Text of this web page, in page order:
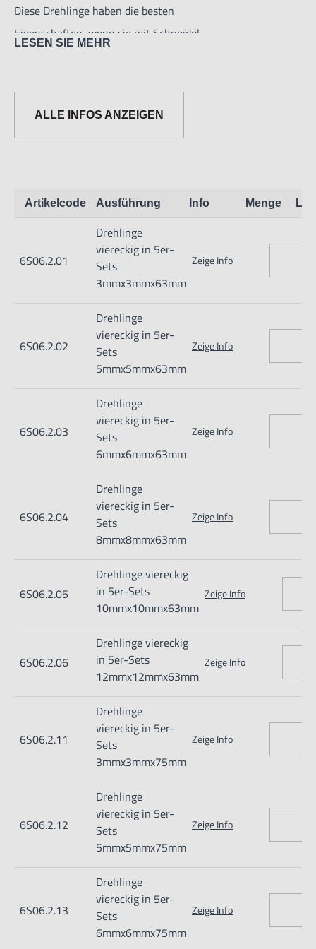
Diese Drehlinge haben die besten
Eigenschaften, wenn sie mit Schneidöl
Informationen zur Produktsicherheit:
Nur für technisch versierte und mit dem Produkt vertraute
Anwender sowie Handwerker geeignet.
Nur für den vorhergesehenen Verwendungszweck geeignet.
Verletzungen führen.
Importeur/Hersteller:
Hogetex/Kometex B.V., Gesinkkampstraat 1,7051 HR
Varsseveld/ Netherlands, email: Info@hogetex.com
LESEN SIE MEHR
ALLE INFOS ANZEIGEN
Artikelcode Ausführung Info Menge
6S06.2.01
Drehlinge
viereckig in 5er-
Sets
3mmx3mmx63mm
Zeige Info
6S06.2.02
Drehlinge
viereckig in 5er-
Sets
5mmx5mmx63mm
Zeige Info
6S06.2.03
Drehlinge
viereckig in 5er-
Sets
6mmx6mmx63mm
Zeige Info
6S06.2.04
Drehlinge
viereckig in 5er-
Sets
8mmx8mmx63mm
Zeige Info
6S06.2.05
Drehlinge viereckig
in 5er-Sets
10mmx10mmx63mm
Zeige Info
6S06.2.06
Drehlinge viereckig
in 5er-Sets
12mmx12mmx63mm
Zeige Info
6S06.2.11
Drehlinge
viereckig in 5er-
Sets
3mmx3mmx75mm
Zeige Info
6S06.2.12
Drehlinge
viereckig in 5er-
Sets
5mmx5mmx75mm
Zeige Info
6S06.2.13
Drehlinge
viereckig in 5er-
Sets
6mmx6mmx75mm
Zeige Info